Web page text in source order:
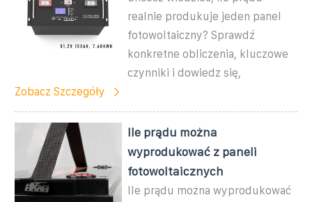
realnie produkuje jeden panel
fotowoltaiczny? Sprawdź
konkretne obliczenia, kluczowe
czynniki i dowiedz się,
Zobacz Szczegóły
Ile prądu można
wyprodukować z paneli
fotowoltaicznych
Ile prądu można wyprodukować